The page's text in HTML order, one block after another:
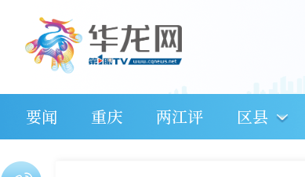
要闻 重庆 两江评 区县